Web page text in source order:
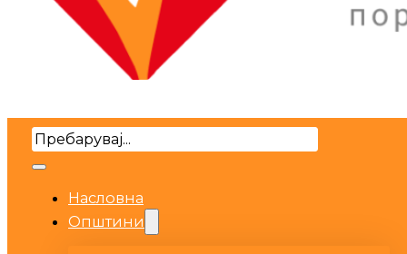
Search
Насловна
Општини